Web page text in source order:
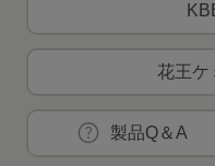
花王ケ
製品Q＆A